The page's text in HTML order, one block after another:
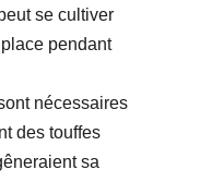
se cultiver
pendant
nécessaires
des touffes
sa